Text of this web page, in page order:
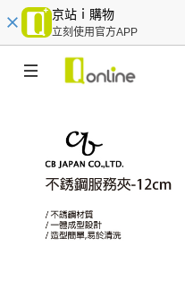
京站ｉ購物
立刻使用官方APP